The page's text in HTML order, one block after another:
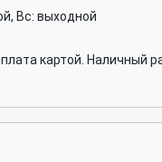
Вс: выходной
картой. Наличный